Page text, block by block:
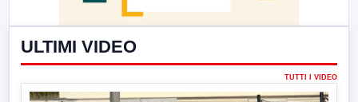
ULTIMI VIDEO
TUTTI I VIDEO